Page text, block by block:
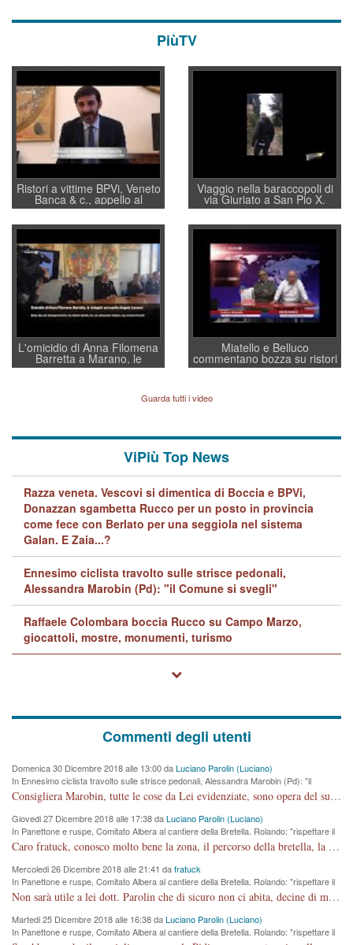
PiùTV
Ristori a vittime BPVi, Veneto
Banca & c., appello al
sottosegretario Alessio
Villarosa: per mettere ordine
convochi con Di Maio CNCU
a supporto della cabina di
regia al Mef
Viaggio nella baraccopoli di
via Giuriato a San Pio X.
Vicenza ai Vicentini: “faremo
un regalo di Natale ai
residenti”
L'omicidio di Anna Filomena
Barretta a Marano, le
indagini dei carabinieri di
quelle di... Barbara D'Urso
Miatello e Belluco
commentano bozza su ristori
BPVi e Veneto Banca
Guarda tutti i video
ViPiù Top News
Razza veneta. Vescovi si dimentica di Boccia e BPVi,
Donazzan sgambetta Rucco per un posto in provincia
come fece con Berlato per una seggiola nel sistema
Galan. E Zaia...?
Ennesimo ciclista travolto sulle strisce pedonali,
Alessandra Marobin (Pd): "il Comune si svegli"
Raffaele Colombara boccia Rucco su Campo Marzo,
giocattoli, mostre, monumenti, turismo
Commenti degli utenti
Domenica 30 Dicembre 2018 alle 13:00 daLuciano Parolin (Luciano)
In Ennesimo ciclista travolto sulle strisce pedonali, Alessandra Marobin (Pd): "il
Comune si svegli"
Consigliera Marobin, tutte le cose da Lei evidenziate, sono opera del suo ex Assessore e compagno di Partito Antonio Marco Dalla Pozza Assessore alla "progettazione" di piste ciclabili e altre porcherie. A lui manderei il conto da saldare per incidenti e danni alle persone. E' ora che "finiamola." Avete perso rassegnatevi. qui IL SINDACO RUCCO NON C'ENTRA PER NIENTE. CAPITO!!!!!!!! Amen.
Giovedi 27 Dicembre 2018 alle 17:38 daLuciano Parolin (Luciano)
In Panettone e ruspe, Comitato Albera al cantiere della Bretella. Rolando: "rispettare il
cronoprogramma"
Caro fratuck, conosco molto bene la zona, il percorso della bretella, la situazione dei cittadini, abito in Viale Trento. A partire dal 2003 ho partecipato al Comitato di Maddalene pro bretella, e a riunioni propositive per apportare modifiche al progetto. Numerose mie foto del territorio sono arrivate a Roma, altri miei interventi (non graditi dalla Sx) sono stati pubblicati dal GdV, assieme ad altri come Ciro Asproso, ora favorevole alla bretella. Ho partecipato alla raccolta firme per la chiusura della strada x 5 giorni eseguita dal Sindaco Hullwech per sforamento 180 Micro/g. Pertanto come impegno per la tematica sono apposto con la coscienza. Ora il Progetto è partito, fine! Voglio dire che la nuova Giunta "comunale" non c'entra più. L'opera sarà "malauguratamente" eseguita, ma non con il mio placet. Il Consigliere Comunale dovrebbe capire che la campagna elettorale è finita, con buona pace di tutti. Quello che invece dovrebbe interessare è la proprietà della strada, dall'uscita autostradale Ovest, sino alla Rotatoria dell'Albara, vi sono tre possessori: Autostrade SpA; La Provincia, il Comune. Come la mettiamo per il futuro ? I costi, da 50 sono saliti a 100 milioni di € come dire 20 milioni a KM (!) da non credere. Comunque si farà. Ma nessuno canti Vittoria, anzi meglio non farne un ulteriore fatto "partitico" per questioni elettorali o di seggio. Se mi manda la sua mail, sono disponibile ad inviare i documenti e le foto sopra descritte. Con ossequi, Luciano Parolin
Mercoledi 26 Dicembre 2018 alle 21:41 dafratuck
In Panettone e ruspe, Comitato Albera al cantiere della Bretella. Rolando: "rispettare il
cronoprogramma"
Non sarà utile a lei dott. Parolin che di sicuro non ci abita, decine di migliaia di TIR, automobili e padroncini che passano quotidianamente per una strada appena rotabile, non è più possibile stendere i panni, attraversare la strada senza rischiare la morte, le case stanno crepando, i tempi sono cambiati e la bretella non passerà assolutamente per maddalene (ma cosa sta a dire?!), dia invece responsabilità a chi ha costruito tagliando la strada che doveva invece terminare a isola vicentina e non al moracchino lasciando Motta di Costabissara ancora in panne di traffico. I tempi sono cambiati dottore e se l'anagrafe della vita stagna nell'essere umano impressioni conservatrici, la società non le considera perchè va avanti, si industrializza e ha bisogno di infrastrutture e di sviluppo. Ultima considerazione, se è geloso di Rolando perchè vede in lui solo campagne politiche mentre si difendono i SOLI diritti dei cittadini, la preghiamo faccia considerazioni più appropriate. Saluti e complimenti per i suoi scritti.
Martedi 25 Dicembre 2018 alle 16:38 daLuciano Parolin (Luciano)
In Panettone e ruspe, Comitato Albera al cantiere della Bretella. Rolando: "rispettare il